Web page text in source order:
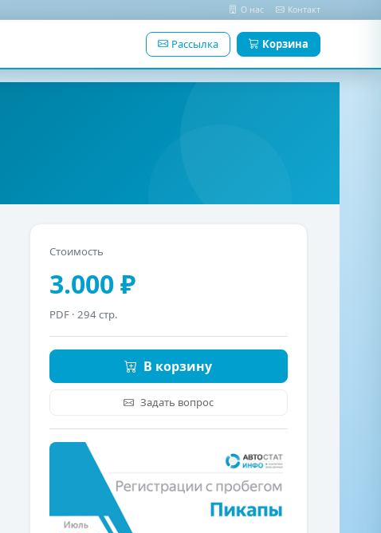
О нас Контакт
Рассылка Корзина
Стоимость
3.000 ₽
PDF · 294 стр.
В корзину
Задать вопрос